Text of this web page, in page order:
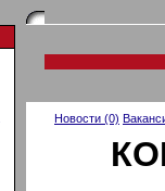
Новости (0)